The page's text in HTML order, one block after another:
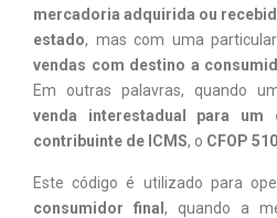
mercadoria adquirida ou
estado, mas com uma
vendas com destino a
Em outras palavras, quando
venda interestadual para
contribuinte de ICMS, o CFOP
Este código é utilizado para
consumidor final , quando a